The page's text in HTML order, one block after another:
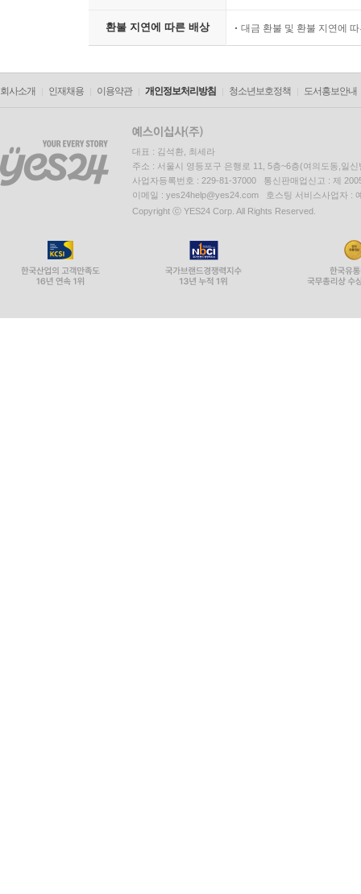
환불 지연에 따른 배상 대금 환불 및 환불 지연에
회사소개 인재채용 이용약관 개인정보처리방침 청소년보호정책 도서홍보안내
대표 : 김석환, 최세라
주소 : 서울시 영등포구 은행로 11, 5층~6층(여의도동,일신
사업자등록번호 : 229-81-37000 통신판매업신고 : 제
이메일 : yes24help@yes24.com 호스팅 서비스사업자 :
Copyright ⓒ YES24 Corp. All Rights Reserved.